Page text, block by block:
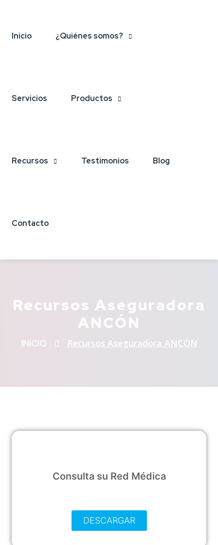
Inicio ¿Quiénes somos?
Servicios Productos
Recursos Testimonios Blog
Contacto
Recursos Aseguradora
ANCÓN
INICIO Recursos Aseguradora ANCÓN
Consulta su Red Médica
DESCARGAR